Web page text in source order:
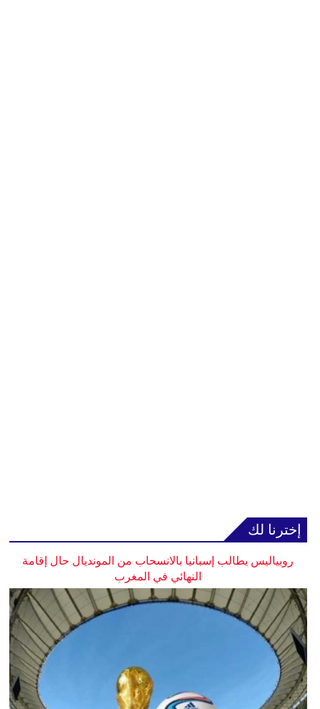
إخترنا لك
روبياليس يطالب إسبانيا بالانسحاب من المونديال حال إقامة
النهائي في المغرب